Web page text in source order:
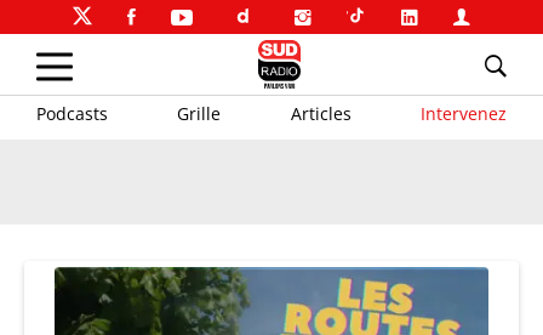
Podcasts Grille Articles Intervenez